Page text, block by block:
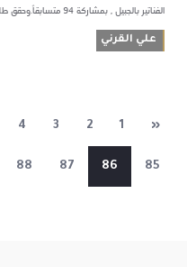
الفناتير بالجبيل , بمشاركة 94 متسابقاً.وحقق طلال الحناكي ...
علي القرني
«
1
2
3
4
85
86
87
88